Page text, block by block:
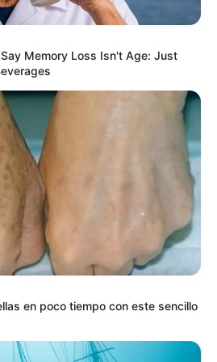
Memory Loss Isn't Age: Just
en poco tiempo con este sencillo